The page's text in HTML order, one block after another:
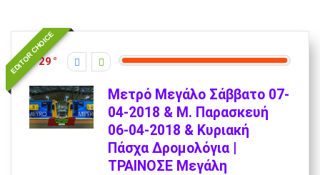
EDITOR CHOICE
29
Μετρό Μεγάλο Σάββατο 07-
04-2018 & Μ. Παρασκευή
06-04-2018 & Κυριακή
Πάσχα Δρομολόγια |
ΤΡΑΙΝΟΣΕ Μεγάλη